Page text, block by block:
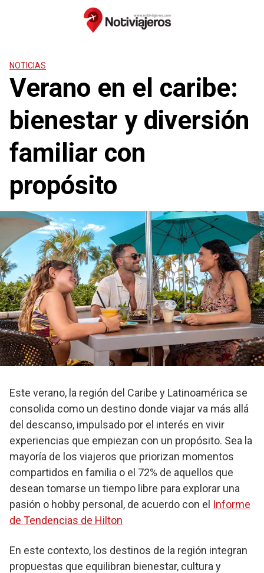
NOTICIAS
Verano en el caribe:
bienestar y diversión
familiar con
propósito
Este verano, la región del Caribe y Latinoamérica se
consolida como un destino donde viajar va más allá
del descanso, impulsado por el interés en vivir
experiencias que empiezan con un propósito. Sea la
mayoría de los viajeros que priorizan momentos
compartidos en familia o el 72% de aquellos que
desean tomarse un tiempo libre para explorar una
pasión o hobby personal, de acuerdo con el Informe
de Tendencias de Hilton
En este contexto, los destinos de la región integran
propuestas que equilibran bienestar, cultura y